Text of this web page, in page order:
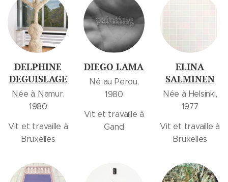
DELPHINE
DEGUISLAGE
Née à Namur,
1980
Vit et travaille à
Bruxelles
DIEGO LAMA
Né au Perou,
1980
Vit et travaille à
Gand
ELINA
SALMINEN
Née à Helsinki,
1977
Vit et travaille à
Bruxelles